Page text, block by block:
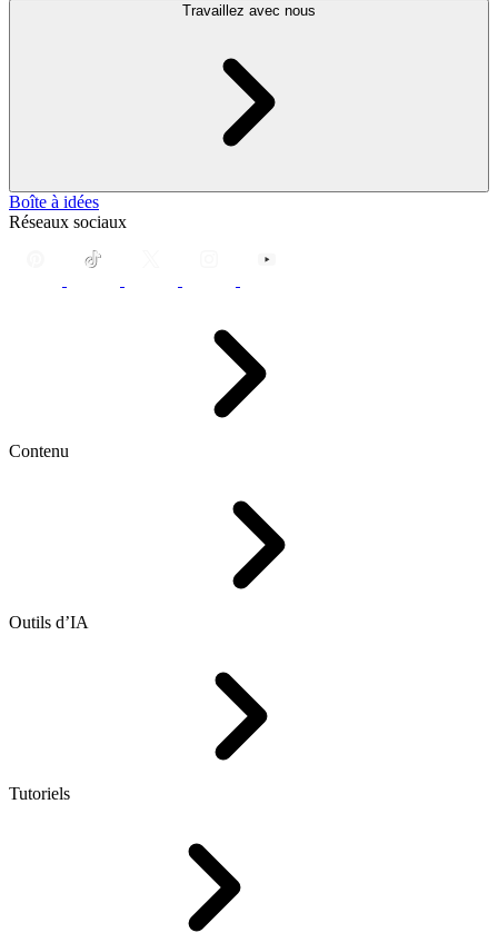
Travaillez avec nous
Boîte à idées
Réseaux sociaux
Contenu
Outils d’IA
Tutoriels